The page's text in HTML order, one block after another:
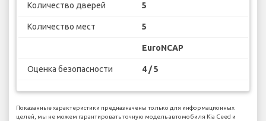
Количество дверей 5
Количество мест 5
EuroNCAP
Оценка безопасности 4 / 5
Показанные характеристики предназначены только для информационных
целей, мы не можем гарантировать точную модель автомобиля Kia Ceed и